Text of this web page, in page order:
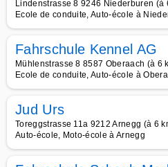
Lindenstrasse 8 9246 Niederburen (à
Ecole de conduite, Auto-école à
Fahrschule Kennel AG
Mühlenstrasse 8 8587 Oberaach (à 6
Ecole de conduite, Auto-école à
Jud Urs
Toreggstrasse 11a 9212 Arnegg (à 6
Auto-école, Moto-école à Arnegg